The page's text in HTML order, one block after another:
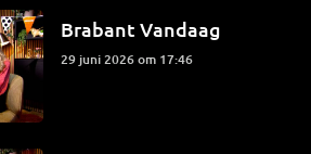
Brabant Vandaag
29 juni 2026 om 17:46